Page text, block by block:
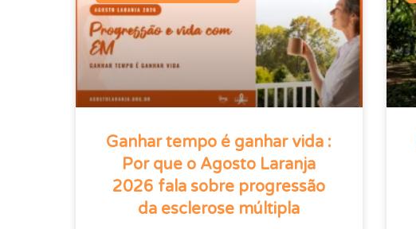
Ganhar tempo é ganhar vida :
Por que o Agosto Laranja
2026 fala sobre progressão
da esclerose múltipla